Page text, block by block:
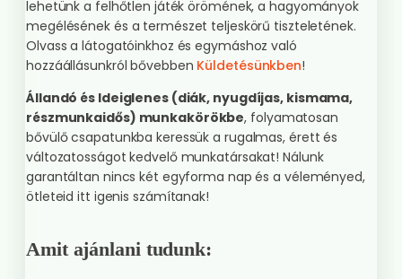
lehetünk a felhőtlen játék örömének, a hagyományok
megélésének és a természet teljeskörű tiszteletének.
Olvass a látogatóinkhoz és egymáshoz való
hozzáállásunkról bővebben Küldetésünkben!
Állandó és Ideiglenes (diák, nyugdíjas, kismama,
részmunkaidős) munkakörökbe, folyamatosan
bővülő csapatunkba keressük a rugalmas, érett és
változatosságot kedvelő munkatársakat! Nálunk
garantáltan nincs két egyforma nap és a véleményed,
ötleteid itt igenis számítanak!
Amit ajánlani tudunk: